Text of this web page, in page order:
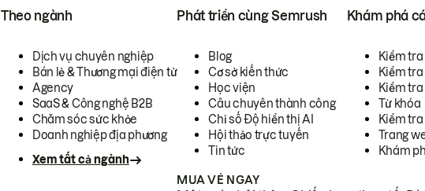
Theo ngành
Dịch vụ chuyên nghiệp
Bán lẻ & Thương mại điện tử
Agency
SaaS & Công nghệ B2B
Chăm sóc sức khỏe
Doanh nghiệp địa phương
Xem tất cả ngành
Phát triển cùng Semrush
Blog
Cơ sở kiến thức
Học viện
Câu chuyên thành công
Chỉ số Độ hiển thị AI
Hội thảo trực tuyến
Tin tức
Khám phá
Kiểm
Kiểm tra
Kiểm
Từ khóa
Kiểm
Trang
Khám
MUA VÉ NGAY